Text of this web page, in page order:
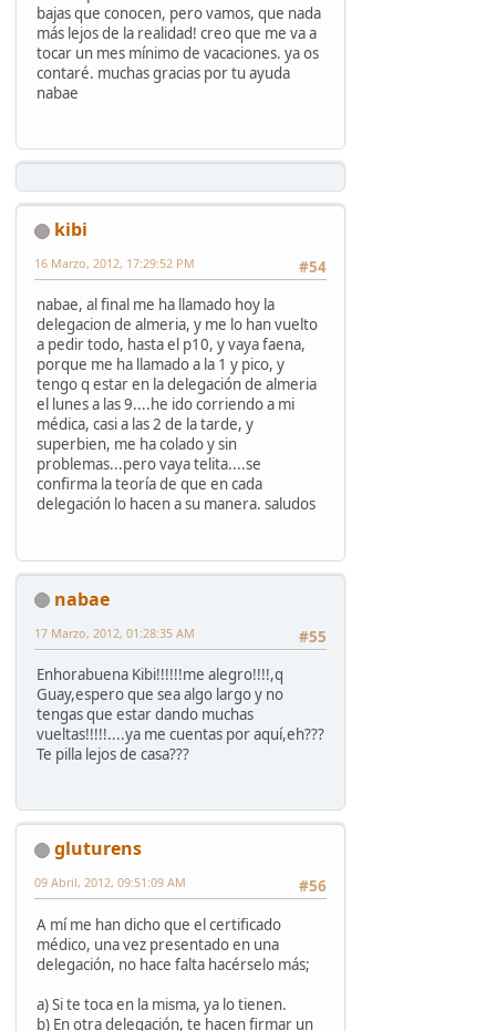
bajas que conocen, pero vamos, que nada
más lejos de la realidad! creo que me va a
tocar un mes mínimo de vacaciones. ya os
contaré. muchas gracias por tu ayuda
nabae
kibi
#54
16 Marzo, 2012, 17:29:52 PM
nabae, al final me ha llamado hoy la
delegacion de almeria, y me lo han vuelto
a pedir todo, hasta el p10, y vaya faena,
porque me ha llamado a la 1 y pico, y
tengo q estar en la delegación de almeria
el lunes a las 9....he ido corriendo a mi
médica, casi a las 2 de la tarde, y
superbien, me ha colado y sin
problemas...pero vaya telita....se
confirma la teoría de que en cada
delegación lo hacen a su manera. saludos
nabae
#55
17 Marzo, 2012, 01:28:35 AM
Enhorabuena Kibi!!!!!!me alegro!!!!,q
Guay,espero que sea algo largo y no
tengas que estar dando muchas
vueltas!!!!!....ya me cuentas por aquí,eh???
Te pilla lejos de casa???
gluturens
#56
09 Abril, 2012, 09:51:09 AM
A mí me han dicho que el certificado
médico, una vez presentado en una
delegación, no hace falta hacérselo más;
a) Si te toca en la misma, ya lo tienen.
b) En otra delegación, te hacen firmar un